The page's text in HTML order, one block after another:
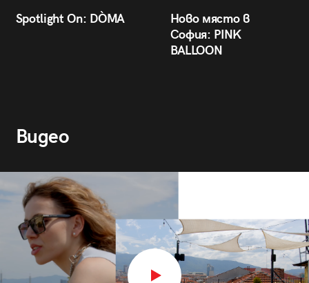
Spotlight On: DÒMA
Ново място в
София: PINK
BALLOON
Видео